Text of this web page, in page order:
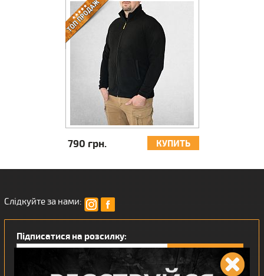
790 грн. КУПИТЬ
Слідкуйте за нами:
Підписатися на розсилку: